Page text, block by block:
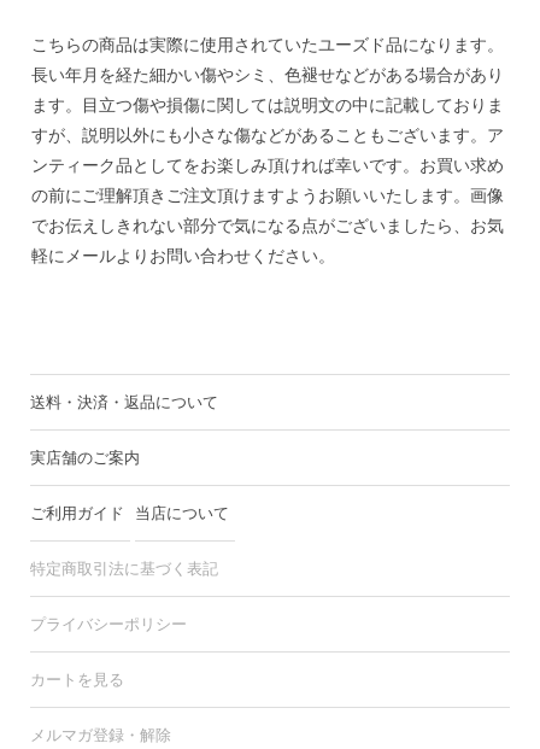
こちらの商品は実際に使用されていたユーズド品になります。
長い年月を経た細かい傷やシミ、色褪せなどがある場合があり
ます。目立つ傷や損傷に関しては説明文の中に記載しておりま
すが、説明以外にも小さな傷などがあることもございます。ア
ンティーク品としてをお楽しみ頂ければ幸いです。お買い求め
の前にご理解頂きご注文頂けますようお願いいたします。画像
でお伝えしきれない部分で気になる点がございましたら、お気
軽にメールよりお問い合わせください。
送料・決済・返品について
実店舗のご案内
ご利用ガイド 当店について
特定商取引法に基づく表記
プライバシーポリシー
カートを見る
メルマガ登録・解除